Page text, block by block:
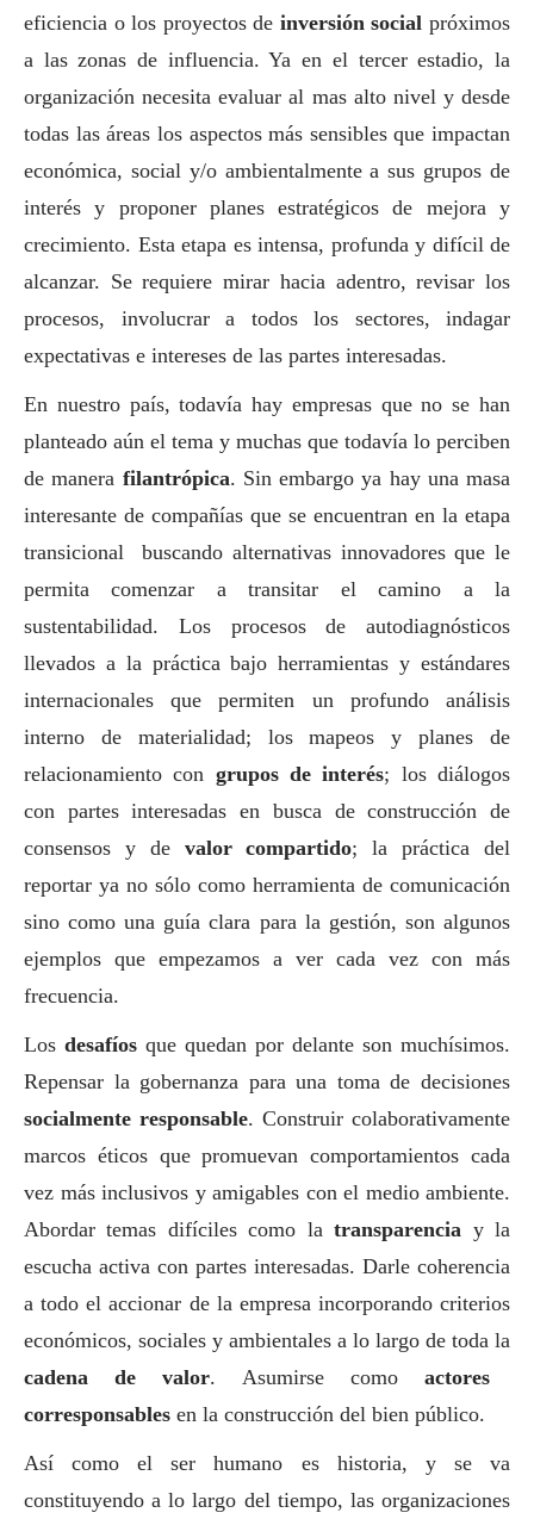
eficiencia o los proyectos de inversiónsocial próximos
a las zonas de influencia. Ya en el tercer estadio, la
organización necesita evaluar al mas alto nivel y desde
todas las áreas los aspectos más sensibles que impactan
económica, socialy/o ambientalmente a sus grupos de
interés y proponer planes estratégicos de mejora y
crecimiento. Esta etapa es intensa, profunda y difícil de
alcanzar. Se requiere mirar hacia adentro, revisar los
procesos, involucrar a todos los sectores, indagar
expectativas e intereses de las partes interesadas.
En nuestro país, todavía hay empresas que no se han
planteado aún el tema y muchas que todavía lo perciben
de manera filantrópica. Sin embargo ya hay una masa
interesante de compañías que se encuentran en la etapa
transicional buscando alternativas innovadores que le
permita comenzar a transitar el camino a la
sustentabilidad. Los procesos de autodiagnósticos
llevados a la práctica bajo herramientas y estándares
internacionales que permiten un profundo análisis
interno de materialidad; los mapeos y planes de
relacionamiento con grupos de interés; los diálogos
con partes interesadas en busca de construcción de
consensos y de valor compartido; la práctica del
reportar ya no sólo como herramienta de comunicación
sino como una guía clara para la gestión, son algunos
ejemplos que empezamos a ver cada vez con más
frecuencia.
Los desafíos que quedan por delante son muchísimos.
Repensar la gobernanza para una toma de decisiones
socialmente responsable. Construir colaborativamente
marcos éticos que promuevan comportamientos cada
vez más inclusivos y amigables con el medio ambiente.
Abordar temas difíciles como latransparencia y la
escucha activa con partes interesadas. Darle coherencia
a todo el accionar de la empresa incorporando criterios
económicos, sociales y ambientales a lo largo de toda la
cadena de valor. Asumirse como actores
corresponsables en la construcción del bien público.
Así como el ser humano es historia, y se va
constituyendo a lo largo del tiempo, las organizaciones